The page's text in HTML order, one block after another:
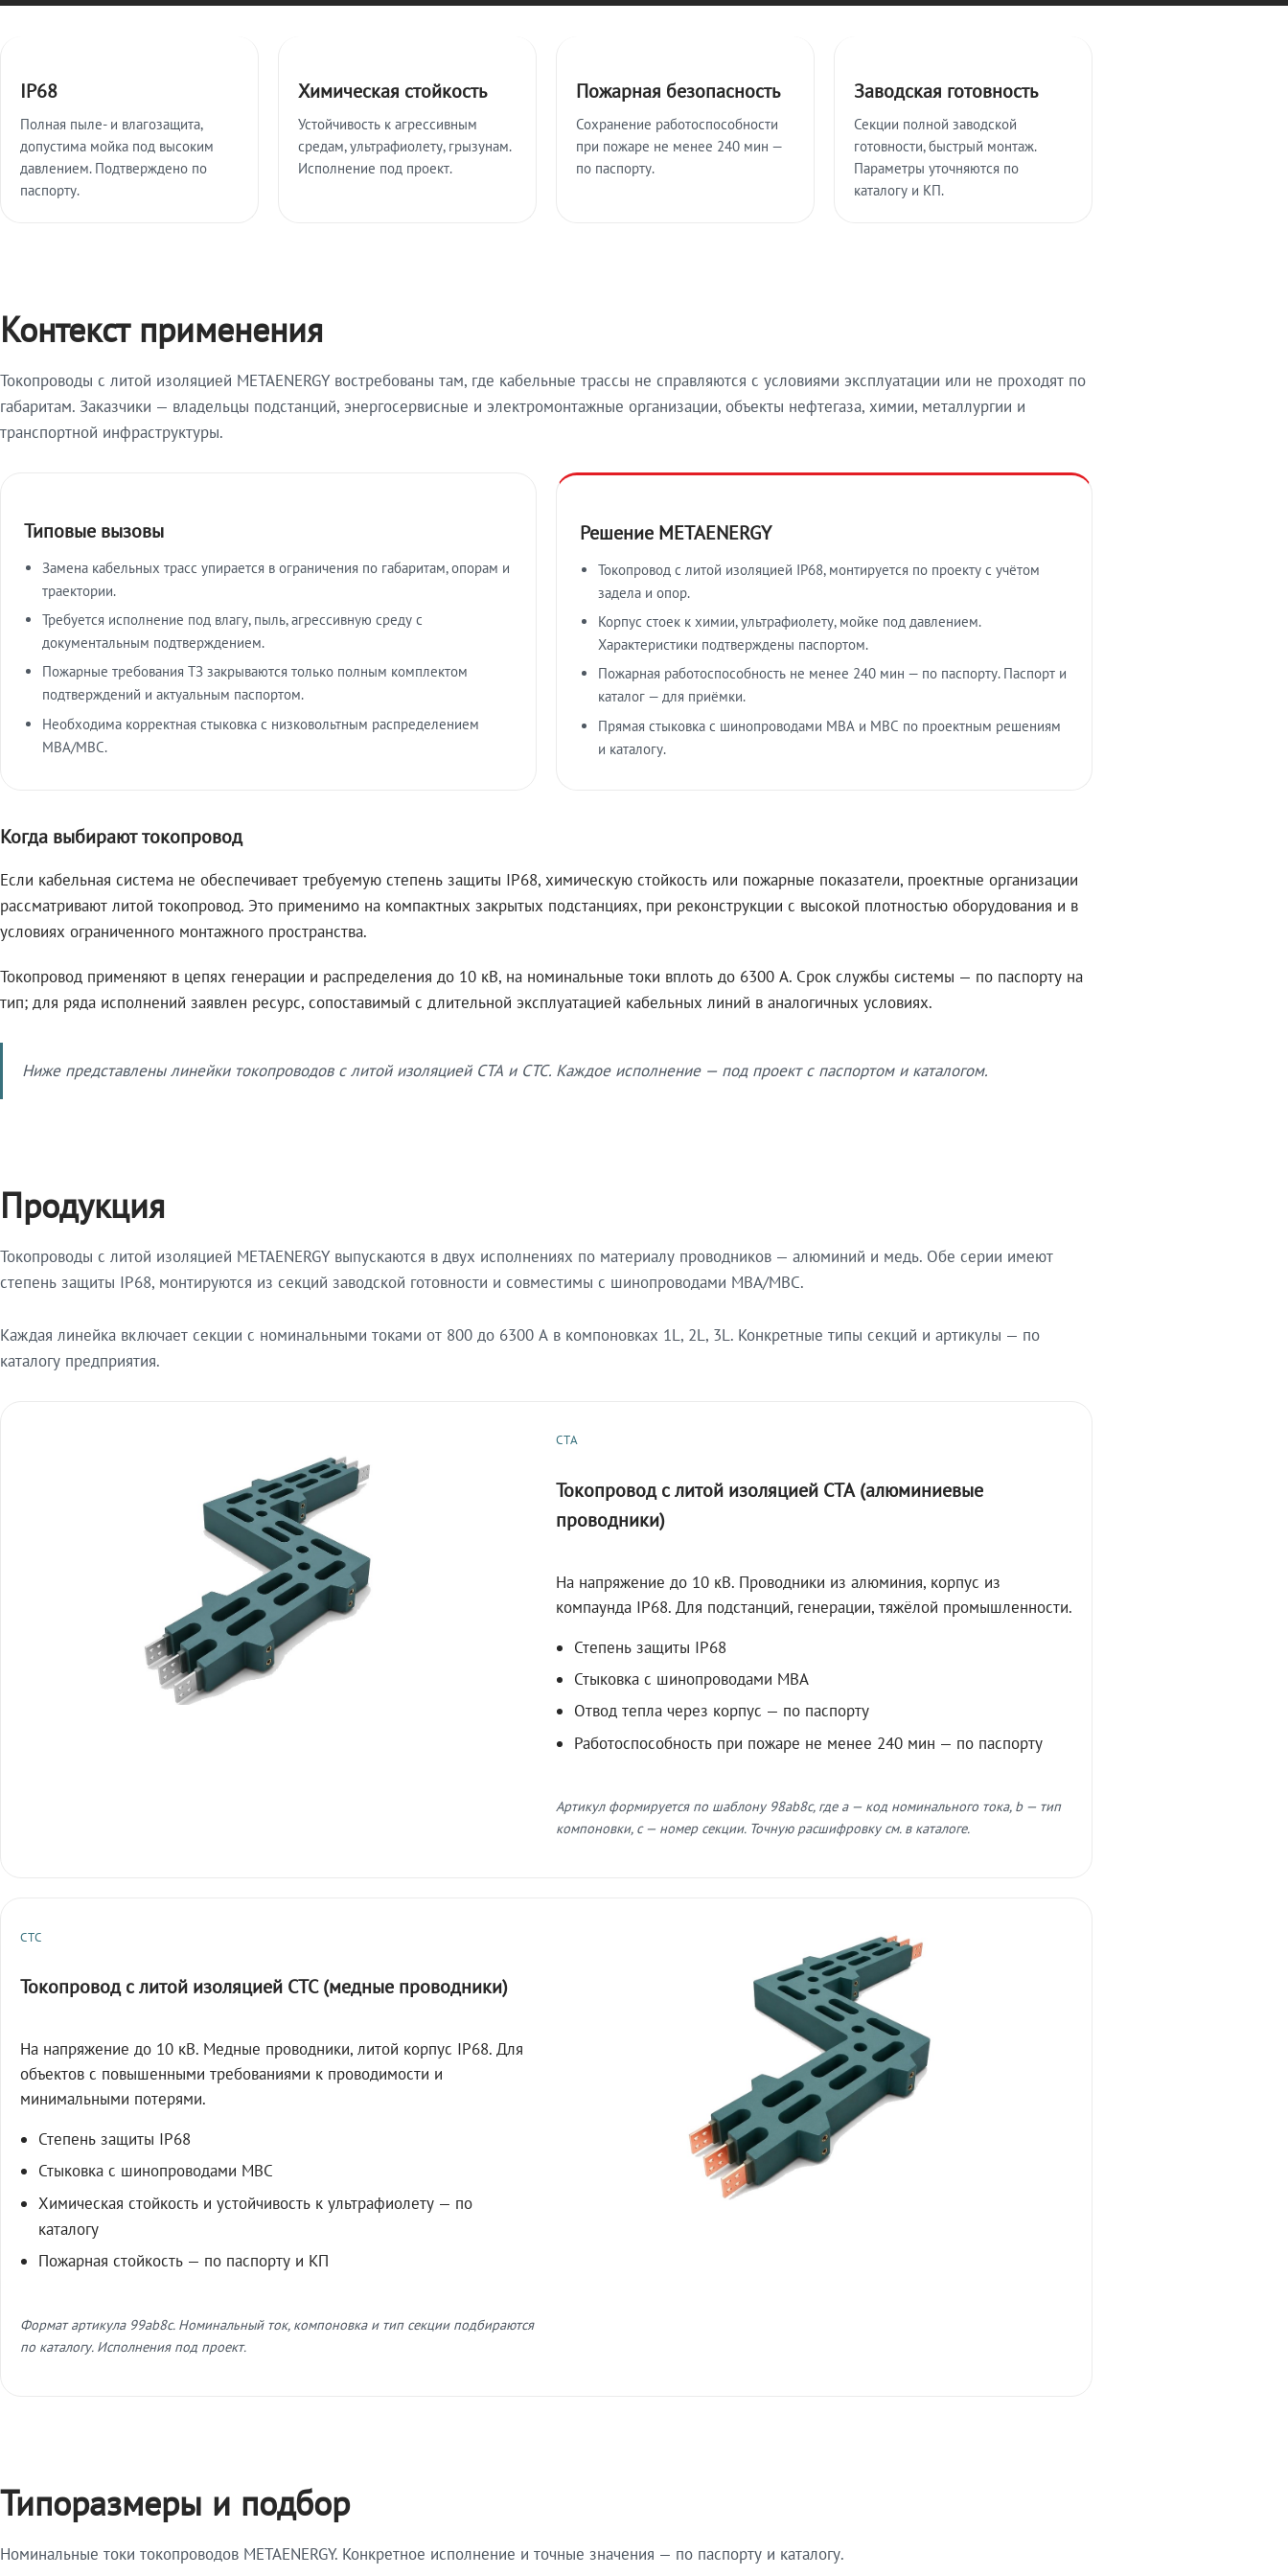
IP68
Полная пыле- и влагозащита,
допустима мойка под высоким
давлением. Подтверждено по
паспорту.
Химическая стойкость
Устойчивость к агрессивным
средам, ультрафиолету, грызунам.
Исполнение под проект.
Пожарная безопасность
Сохранение работоспособности
при пожаре не менее 240 мин —
по паспорту.
Заводская готовность
Секции полной заводской
готовности, быстрый монтаж.
Параметры уточняются по
каталогу и КП.
Контекст применения
Токопроводы с литой изоляцией METAENERGY востребованы там, где кабельные трассы не справляются с условиями эксплуатации или не проходят по
габаритам. Заказчики — владельцы подстанций, энергосервисные и электромонтажные организации, объекты нефтегаза, химии, металлургии и
транспортной инфраструктуры.
Типовые вызовы
Замена кабельных трасс упирается в ограничения по габаритам, опорам и
траектории.
Требуется исполнение под влагу, пыль, агрессивную среду с
документальным подтверждением.
Пожарные требования ТЗ закрываются только полным комплектом
подтверждений и актуальным паспортом.
Необходима корректная стыковка с низковольтным распределением
МВА/МВС.
Решение METAENERGY
Токопровод с литой изоляцией IP68, монтируется по проекту с учётом
задела и опор.
Корпус стоек к химии, ультрафиолету, мойке под давлением.
Характеристики подтверждены паспортом.
Пожарная работоспособность не менее 240 мин — по паспорту. Паспорт и
каталог — для приёмки.
Прямая стыковка с шинопроводами МВА и МВС по проектным решениям
и каталогу.
Когда выбирают токопровод
Если кабельная система не обеспечивает требуемую степень защиты IP68, химическую стойкость или пожарные показатели, проектные организации
рассматривают литой токопровод. Это применимо на компактных закрытых подстанциях, при реконструкции с высокой плотностью оборудования и в
условиях ограниченного монтажного пространства.
Токопровод применяют в цепях генерации и распределения до 10 кВ, на номинальные токи вплоть до 6300 А. Срок службы системы — по паспорту на
тип; для ряда исполнений заявлен ресурс, сопоставимый с длительной эксплуатацией кабельных линий в аналогичных условиях.
Ниже представлены линейки токопроводов с литой изоляцией СТА и СТС. Каждое исполнение — под проект с паспортом и каталогом.
Продукция
Токопроводы с литой изоляцией METAENERGY выпускаются в двух исполнениях по материалу проводников — алюминий и медь. Обе серии имеют
степень защиты IP68, монтируются из секций заводской готовности и совместимы с шинопроводами МВА/МВС.
Каждая линейка включает секции с номинальными токами от 800 до 6300 А в компоновках 1L, 2L, 3L. Конкретные типы секций и артикулы — по
каталогу предприятия.
СТА
Токопровод с литой изоляцией СТА (алюминиевые
проводники)
На напряжение до 10 кВ. Проводники из алюминия, корпус из
компаунда IP68. Для подстанций, генерации, тяжёлой промышленности.
Степень защиты IP68
Стыковка с шинопроводами МВА
Отвод тепла через корпус — по паспорту
Работоспособность при пожаре не менее 240 мин — по паспорту
Артикул формируется по шаблону 98ab8c, где a — код номинального тока, b — тип
компоновки, c — номер секции. Точную расшифровку см. в каталоге.
СТС
Токопровод с литой изоляцией СТС (медные проводники)
На напряжение до 10 кВ. Медные проводники, литой корпус IP68. Для
объектов с повышенными требованиями к проводимости и
минимальными потерями.
Степень защиты IP68
Стыковка с шинопроводами МВС
Химическая стойкость и устойчивость к ультрафиолету — по
каталогу
Пожарная стойкость — по паспорту и КП
Формат артикула 99ab8c. Номинальный ток, компоновка и тип секции подбираются
по каталогу. Исполнения под проект.
Типоразмеры и подбор
Номинальные токи токопроводов METAENERGY. Конкретное исполнение и точные значения — по паспорту и каталогу.